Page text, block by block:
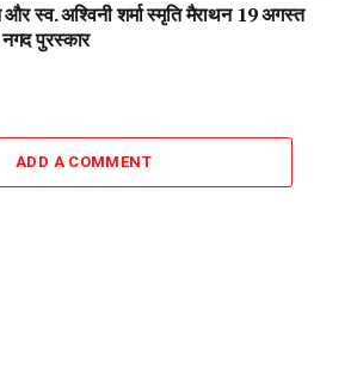
और स्व. अश्विनी शर्मा स्मृति मैराथन 19 अगस्त
पुरस्कार
ADD A COMMENT